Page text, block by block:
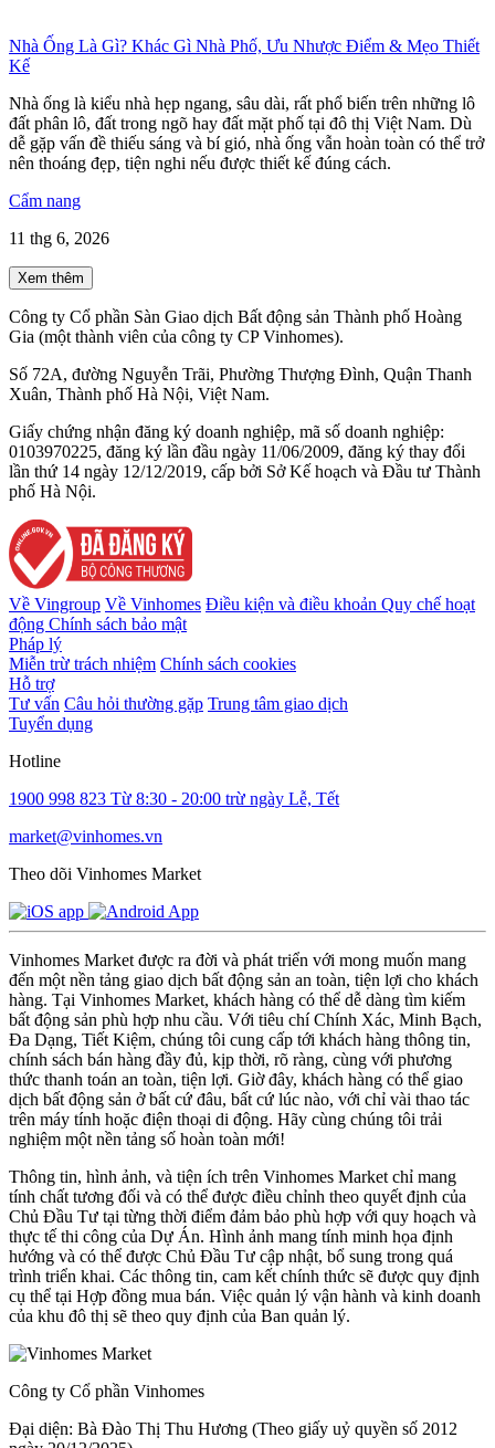
Nhà Ống Là Gì? Khác Gì Nhà Phố, Ưu Nhược Điểm & Mẹo Thiết
Kế
Nhà ống là kiểu nhà hẹp ngang, sâu dài, rất phổ biến trên những lô
đất phân lô, đất trong ngõ hay đất mặt phố tại đô thị Việt Nam. Dù
dễ gặp vấn đề thiếu sáng và bí gió, nhà ống vẫn hoàn toàn có thể trở
nên thoáng đẹp, tiện nghi nếu được thiết kế đúng cách.
Cẩm nang
11 thg 6, 2026
Xem thêm
Công ty Cổ phần Sàn Giao dịch Bất động sản Thành phố Hoàng
Gia (một thành viên của công ty CP Vinhomes).
Số 72A, đường Nguyễn Trãi, Phường Thượng Đình, Quận Thanh
Xuân, Thành phố Hà Nội, Việt Nam.
Giấy chứng nhận đăng ký doanh nghiệp, mã số doanh nghiệp:
0103970225, đăng ký lần đầu ngày 11/06/2009, đăng ký thay đổi
lần thứ 14 ngày 12/12/2019, cấp bởi Sở Kế hoạch và Đầu tư Thành
phố Hà Nội.
Về Vingroup Về Vinhomes Điều kiện và điều khoản Quy chế hoạt
động Chính sách bảo mật
Pháp lý
Miễn trừ trách nhiệm Chính sách cookies
Hỗ trợ
Tư vấn Câu hỏi thường gặp Trung tâm giao dịch
Tuyển dụng
Hotline
1900 998 823 Từ 8:30 - 20:00 trừ ngày Lễ, Tết
market@vinhomes.vn
Theo dõi Vinhomes Market
Vinhomes Market được ra đời và phát triển với mong muốn mang
đến một nền tảng giao dịch bất động sản an toàn, tiện lợi cho khách
hàng. Tại Vinhomes Market, khách hàng có thể dễ dàng tìm kiếm
bất động sản phù hợp nhu cầu. Với tiêu chí Chính Xác, Minh Bạch,
Đa Dạng, Tiết Kiệm, chúng tôi cung cấp tới khách hàng thông tin,
chính sách bán hàng đầy đủ, kịp thời, rõ ràng, cùng với phương
thức thanh toán an toàn, tiện lợi. Giờ đây, khách hàng có thể giao
dịch bất động sản ở bất cứ đâu, bất cứ lúc nào, với chỉ vài thao tác
trên máy tính hoặc điện thoại di động. Hãy cùng chúng tôi trải
nghiệm một nền tảng số hoàn toàn mới!
Thông tin, hình ảnh, và tiện ích trên Vinhomes Market chỉ mang
tính chất tương đối và có thể được điều chỉnh theo quyết định của
Chủ Đầu Tư tại từng thời điểm đảm bảo phù hợp với quy hoạch và
thực tế thi công của Dự Án. Hình ảnh mang tính minh họa định
hướng và có thể được Chủ Đầu Tư cập nhật, bổ sung trong quá
trình triển khai. Các thông tin, cam kết chính thức sẽ được quy định
cụ thể tại Hợp đồng mua bán. Việc quản lý vận hành và kinh doanh
của khu đô thị sẽ theo quy định của Ban quản lý.
Công ty Cổ phần Vinhomes
Đại diện: Bà Đào Thị Thu Hương (Theo giấy uỷ quyền số 2012